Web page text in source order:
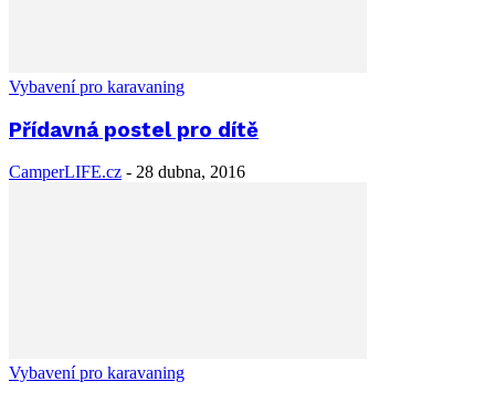
Vybavení pro karavaning
Přídavná postel pro dítě
CamperLIFE.cz - 28 dubna, 2016
Vybavení pro karavaning